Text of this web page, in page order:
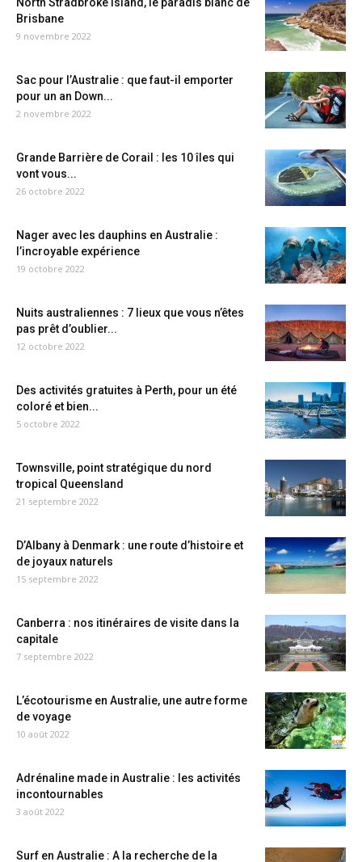
Brisbane
9 novembre 2022
Sac pour l’Australie : que faut-il emporter
pour un an Down...
2 novembre 2022
Grande Barrière de Corail : les 10 îles qui
vont vous...
26 octobre 2022
Nager avec les dauphins en Australie :
l’incroyable expérience
19 octobre 2022
Nuits australiennes : 7 lieux que vous n’êtes
pas prêt d’oublier...
12 octobre 2022
Des activités gratuites à Perth, pour un été
coloré et bien...
5 octobre 2022
Townsville, point stratégique du nord
tropical Queensland
21 septembre 2022
D’Albany à Denmark : une route d’histoire et
de joyaux naturels
15 septembre 2022
Canberra : nos itinéraires de visite dans la
capitale
7 septembre 2022
L’écotourisme en Australie, une autre forme
de voyage
10 août 2022
Adrénaline made in Australie : les activités
incontournables
3 août 2022
Surf en Australie : A la recherche de la